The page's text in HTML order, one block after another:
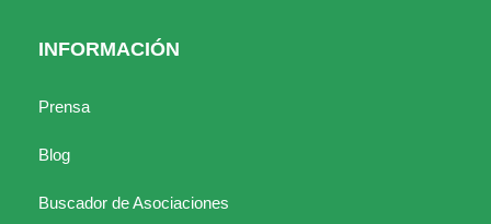
INFORMACIÓN
Prensa
Blog
Buscador de Asociaciones